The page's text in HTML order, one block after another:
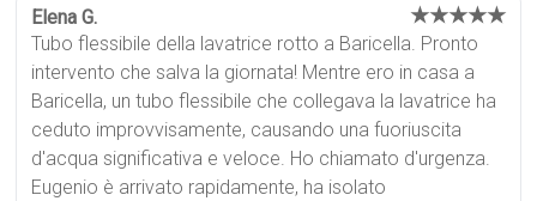
Elena G. ★★★★★
Tubo flessibile della lavatrice rotto a Baricella. Pronto
intervento che salva la giornata! Mentre ero in casa a
Baricella, un tubo flessibile che collegava la lavatrice ha
ceduto improvvisamente, causando una fuoriuscita
d'acqua significativa e veloce. Ho chiamato d'urgenza.
Eugenio è arrivato rapidamente, ha isolato